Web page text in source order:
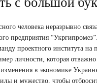
человека неразрывно
предприятия
проектного института
личности, которая отважно
в экономике
и мужество, чтобы